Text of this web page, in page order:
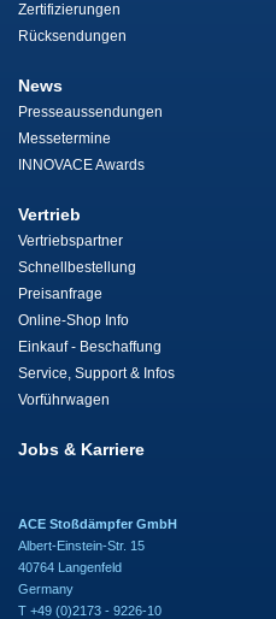
Zertifizierungen
Rücksendungen
News
Presseaussendungen
Messetermine
INNOVACE Awards
Vertrieb
Vertriebspartner
Schnellbestellung
Preisanfrage
Online-Shop Info
Einkauf - Beschaffung
Service, Support & Infos
Vorführwagen
Jobs & Karriere
ACE Stoßdämpfer GmbH
Albert-Einstein-Str. 15
40764 Langenfeld
Germany
T +49 (0)2173 - 9226-10